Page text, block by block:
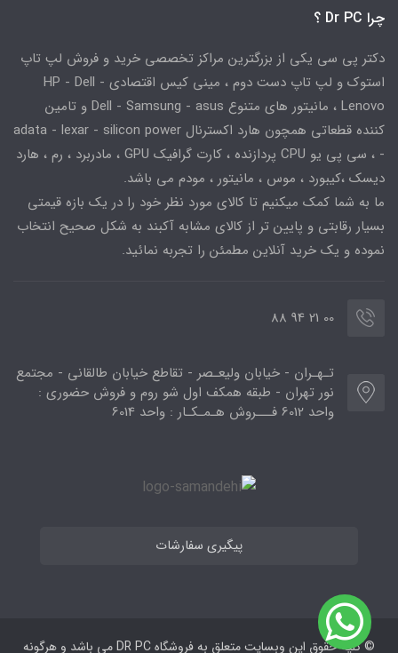
چرا Dr PC ؟
دکتر پی سی یکی از بزرگترین مراکز تخصصی خرید و فروش لپ تاپ
استوک و لپ تاپ دست دوم ، مینی کیس اقتصادی HP - Dell -
Lenovo ، مانیتور های متنوع Dell - Samsung - asus و تامین
کننده قطعاتی همچون هارد اکسترنال adata - lexar - silicon power
- ، سی پی یو CPU پردازنده ، کارت گرافیک GPU ، مادربرد ، رم ، هارد
دیسک ،کیبورد ، موس ، مانیتور ، مودم می باشد.
ما به شما کمک میکنیم تا کالای مورد نظر خود را در یک بازه قیمتی
بسیار رقابتی و پایین تر از کالای مشابه آکبند به شکل صحیح انتخاب
نموده و یک خرید آنلاین مطمئن را تجربه نمائید.
00 21 94 88
تـهـران - خیابان ولیعـصر - تقاطع خیابان طالقانی - مجتمع
نور تهران - طبقه همکف اول شو روم و فروش حضوری :
واحد 6012 فـــروش هـمـکـار : واحد 6014
پیگیری سفارشات
© کلیه حقوق این وبسایت متعلق به فروشگاه DR PC می ‌باشد و هرگونه